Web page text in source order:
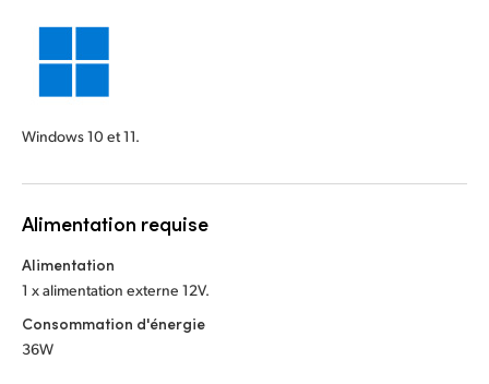
Windows 10 et 11.
Alimentation requise
Alimentation
1 x alimentation externe 12V.
Consommation d'énergie
36W